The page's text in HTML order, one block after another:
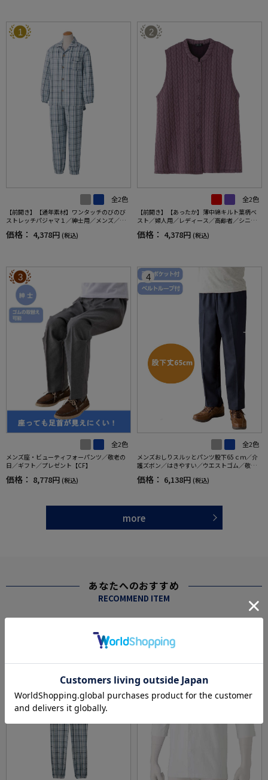
1
全2色
【前開き】【通年素材】ワンタッチのびのび
ストレッチパジャマ１／紳士用／メンズ／高
齢者／シニア／名前記入欄付／後ろ長め／ギ
フト／プレゼント【CF】
価格： 4,378円 (税込)
2
全2色
【前開き】【あったか】薄中綿キルト葉柄ベ
スト／婦人用／レディース／高齢者／シニア
／秋冬／洗濯OK／自宅で洗える／名前記入欄
付／両脇ポケット／お出かけ／ギフト【CF】
価格： 4,378円 (税込)
3
全2色
メンズ座・ビューティフォーパンツ／敬老の
日／ギフト／プレゼント【CF】
価格： 8,778円 (税込)
4
全2色
メンズおしりスルッとパンツ股下65ｃｍ／介
護ズボン／はきやすい／ウエストゴム／敬老
の日／ギフト／プレゼント【CF】
価格： 6,138円 (税込)
more
あなたへのおすすめ
RECOMMEND ITEM